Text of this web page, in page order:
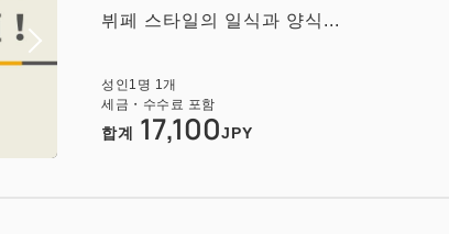
뷔페 스타일의 일식과 양식...
성인 1 명 1개
세금・수수료 포함
합계 17,100JPY